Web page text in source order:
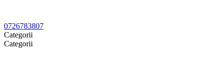
0726783807
Categorii
Categorii